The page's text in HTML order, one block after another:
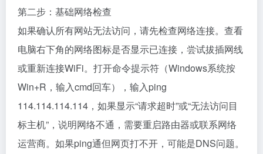
第二步：基础网络检查
如果确认所有网站无法访问，请先检查网络连接。查看
电脑右下角的网络图标是否显示已连接，尝试拔插网线
或重新连接WiFi。打开命令提示符（Windows系统按
Win+R，输入cmd回车），输入ping
114.114.114.114，如果显示“请求超时”或“无法访问目
标主机”，说明网络不通，需要重启路由器或联系网络
运营商。如果ping通但网页打不开，可能是DNS问题。